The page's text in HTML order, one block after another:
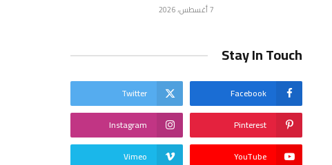
7 أغسطس، 2026
Stay In Touch
Facebook
Twitter
Pinterest
Instagram
YouTube
Vimeo